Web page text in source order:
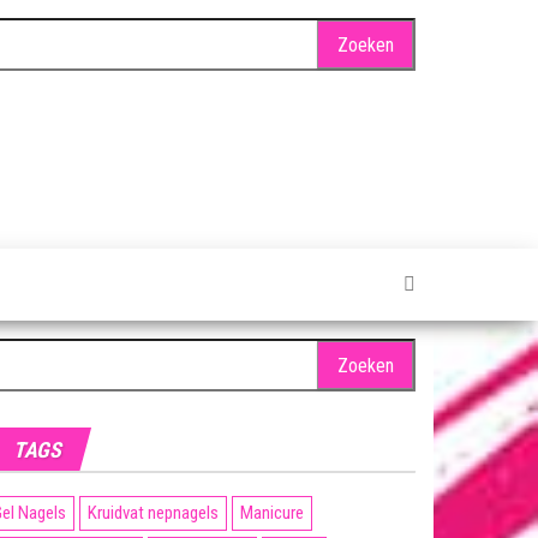
TAGS
Nagels Kruidvat nepnagels
Manicure